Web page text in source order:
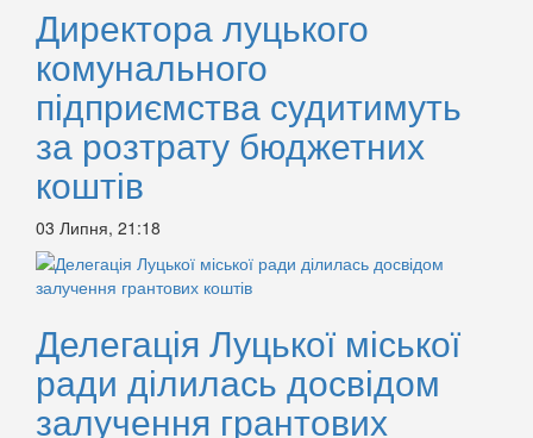
Директора луцького
комунального
підприємства судитимуть
за розтрату бюджетних
коштів
03 Липня, 21:18
Делегація Луцької міської
ради ділилась досвідом
залучення грантових